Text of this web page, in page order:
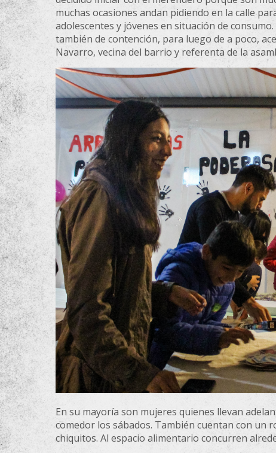
muchas ocasiones andan pidiendo en la calle
adolescentes y jóvenes en situación de
también de contención, para luego de a poco,
Navarro, vecina del barrio y referenta de la
En su mayoría son mujeres quienes llevan
comedor los sábados. También cuentan con un
chiquitos. Al espacio alimentario concurren